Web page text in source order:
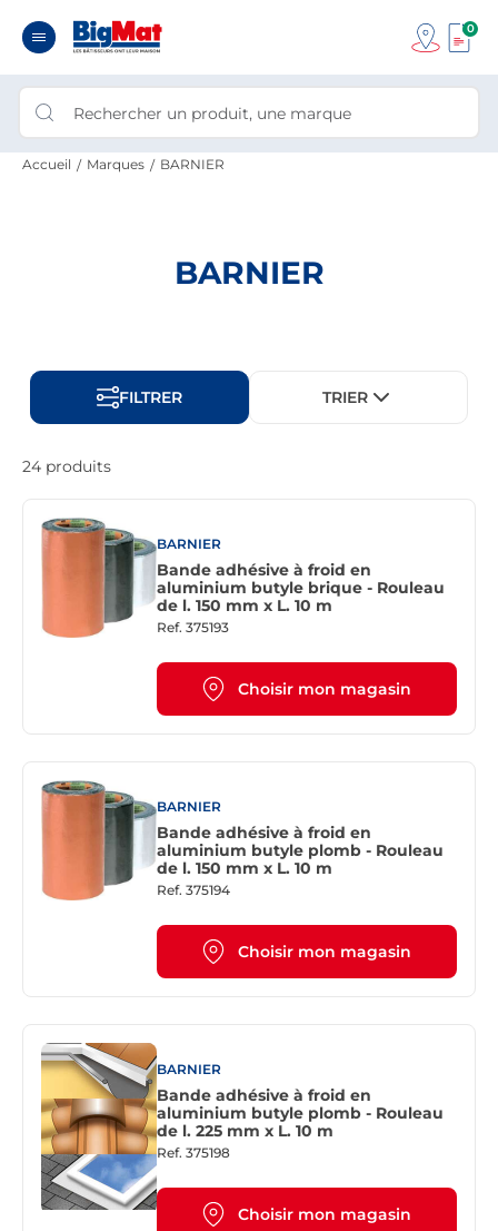
0
Accueil Marques BARNIER
BARNIER
FILTRER TRIER
24 produits
BARNIER
Bande adhésive à froid en
aluminium butyle brique - Rouleau
de l. 150 mm x L. 10 m
Ref. 375193
Choisir mon magasin
BARNIER
Bande adhésive à froid en
aluminium butyle plomb - Rouleau
de l. 150 mm x L. 10 m
Ref. 375194
Choisir mon magasin
BARNIER
Bande adhésive à froid en
aluminium butyle plomb - Rouleau
de l. 225 mm x L. 10 m
Ref. 375198
Choisir mon magasin